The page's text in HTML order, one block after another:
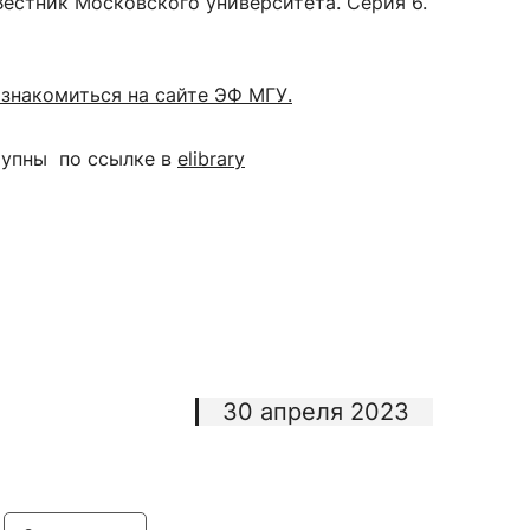
Студентам
на сайте ЭФ МГУ.
по ссылке в elibrary
30 апреля 2023